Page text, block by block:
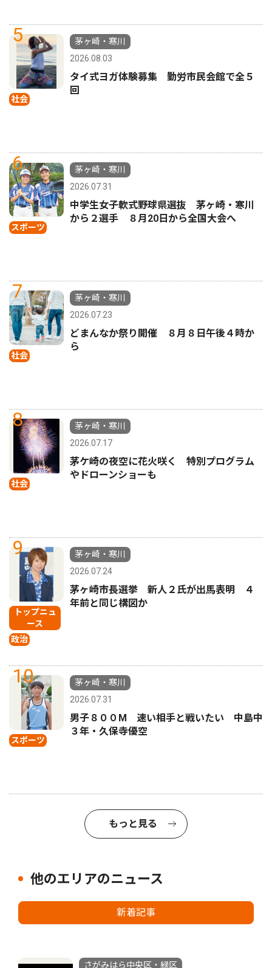
5
社会
茅ヶ崎・寒川
2026.08.03
タイ式ヨガ体験募集 勤労市民会館で全５
回
6
スポーツ
茅ヶ崎・寒川
2026.07.31
中学生女子軟式野球県選抜 茅ヶ崎・寒川
から２選手 ８月20日から全国大会へ
7
社会
茅ヶ崎・寒川
2026.07.23
どまんなか祭り開催 ８月８日午後４時か
ら
8
社会
茅ヶ崎・寒川
2026.07.17
茅ケ崎の夜空に花火咲く 特別プログラム
やドローンショーも
9
トップニュ
ース
政治
茅ヶ崎・寒川
2026.07.24
茅ヶ崎市長選挙 新人２氏が出馬表明 ４
年前と同じ構図か
10
スポーツ
茅ヶ崎・寒川
2026.07.31
男子８００M 速い相手と戦いたい 中島中
３年・久保寺優空
もっと見る
他のエリアのニュース
新着記事
さがみはら中央区・緑区